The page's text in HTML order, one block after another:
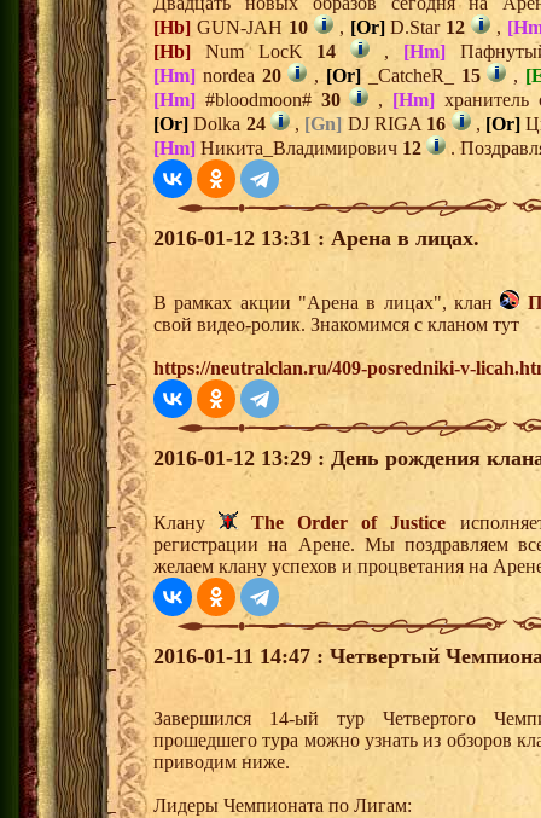
[Hb] GUN-JAH 10 , [Or]D.Star 12 ,
[Hb] Num LocK 14 , [Hm]
[Hm] nordea 20 , [Or]_CatcheR_ 15 ,
[Hm] #bloodmoon#30 , [Hm]
[Or] Dolka 24 , [Gn] DJ RIGA 16 , [Or]
[Hm] Никита_Владимирович 12 .
2016-01-12 13:31 : Арена в лицах.
В рамках акции "Арена в лицах", клан
свой видео-ролик. Знакомимся с кланом тут
https://neutralclan.ru/409-posredniki-v-
2016-01-12 13:29 : День рождения
Клану The Order of Justice
регистрации на Арене. Мы поздравляем
желаем клану успехов и процветания на
2016-01-11 14:47 : Четвертый
Завершился 14-ый тур Четвертого
прошедшего тура можно узнать из обзоров
приводим ниже.
Лидеры Чемпионата по Лигам: